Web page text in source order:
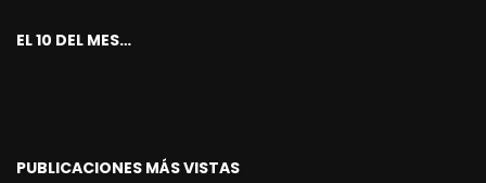
EL 10 DEL MES…
PUBLICACIONES MÁS VISTAS